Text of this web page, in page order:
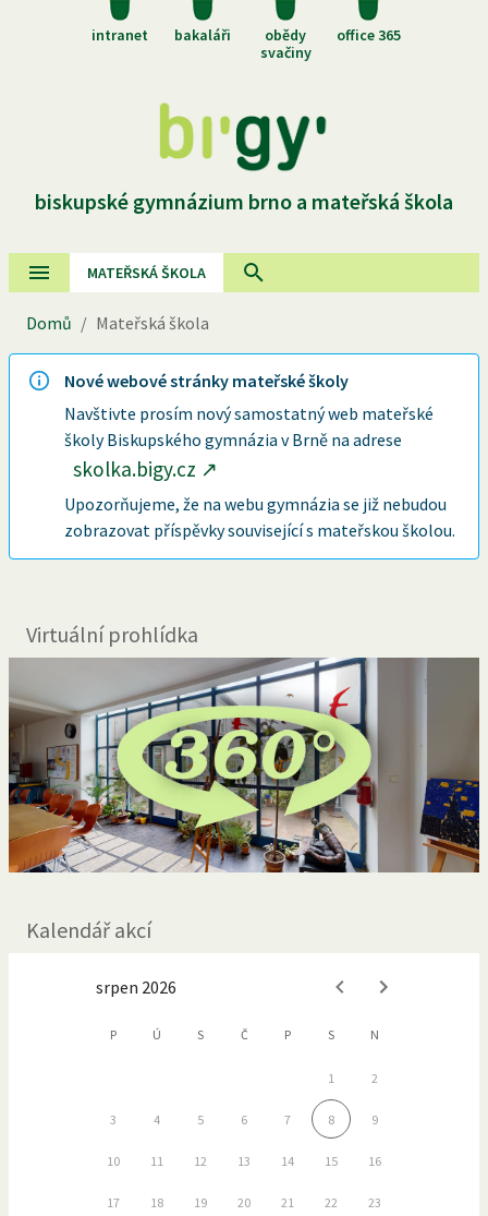
intranet bakaláři
obědy
svačiny
office 365
biskupské gymnázium brno a mateřská škola
MATEŘSKÁ ŠKOLA
Domů / Mateřská škola
Nové webové stránky mateřské školy
Navštivte prosím nový samostatný web mateřské
školy Biskupského gymnázia v Brně na adrese
skolka.bigy.cz ↗
Upozorňujeme, že na webu gymnázia se již nebudou
zobrazovat příspěvky související s mateřskou školou.
Virtuální prohlídka
Kalendář akcí
srpen 2026
P Ú S Č P S N
1 2
3 4 5 6 7 8 9
10 11 12 13 14 15 16
17 18 19 20 21 22 23